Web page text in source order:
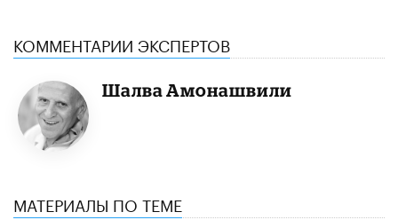
КОММЕНТАРИИ ЭКСПЕРТОВ
Шалва Амонашвили
МАТЕРИАЛЫ ПО ТЕМЕ